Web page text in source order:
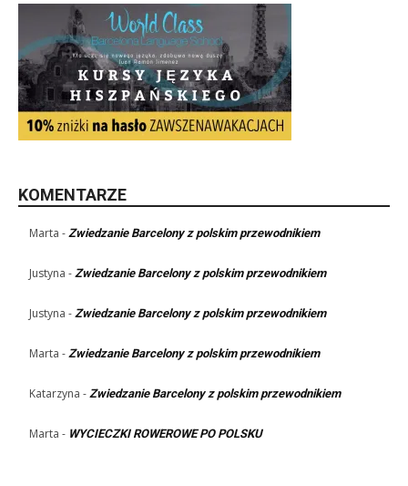
KOMENTARZE
Marta - Zwiedzanie Barcelony z polskim przewodnikiem
Justyna - Zwiedzanie Barcelony z polskim przewodnikiem
Justyna - Zwiedzanie Barcelony z polskim przewodnikiem
Marta - Zwiedzanie Barcelony z polskim przewodnikiem
Katarzyna - Zwiedzanie Barcelony z polskim przewodnikiem
Marta - WYCIECZKI ROWEROWE PO POLSKU